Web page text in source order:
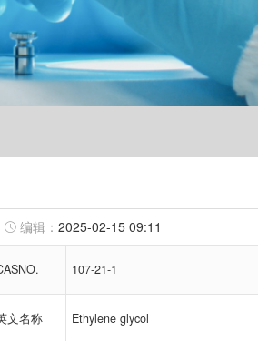
2025-02-15 09:11
107-21-1
文名称 Ethylene glycol